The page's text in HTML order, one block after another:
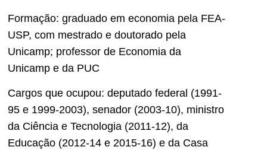
Formação: graduado em economia pela FEA-
USP, com mestrado e doutorado pela
Unicamp; professor de Economia da
Unicamp e da PUC
Cargos que ocupou: deputado federal (1991-
95 e 1999-2003), senador (2003-10), ministro
da Ciência e Tecnologia (2011-12), da
Educação (2012-14 e 2015-16) e da Casa